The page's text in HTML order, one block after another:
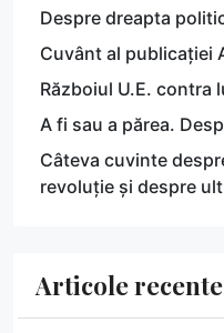
Despre dreapta
Cuvânt al publicației
Războiul U.E. contra
A fi sau a părea.
Câteva cuvinte
revoluție și despre
Articole recente